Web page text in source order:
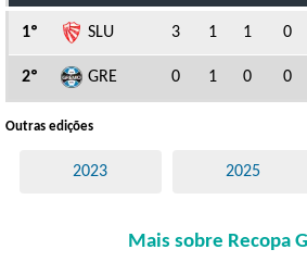
1º SLU 3 1 1 0
2º GRE 0 1 0 0
Outras edições
2023 2025
Mais sobre Recopa